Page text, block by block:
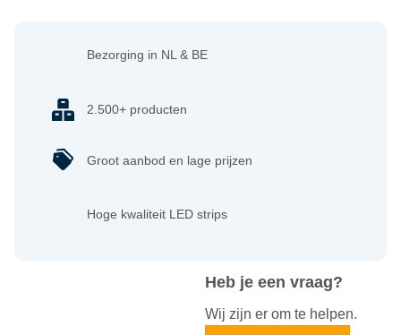
Heb je een vraag?
Wij zijn er om te helpen.
Bezorging in NL & BE
2.500+ producten
Groot aanbod en lage prijzen
Hoge kwaliteit LED strips